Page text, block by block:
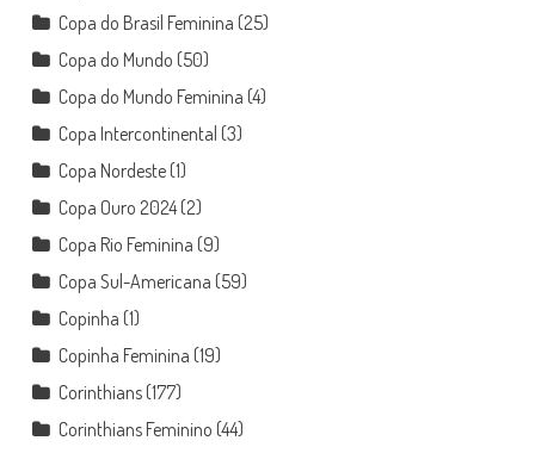
Copa do Brasil Feminina (25)
Copa do Mundo (50)
Copa do Mundo Feminina (4)
Copa Intercontinental (3)
Copa Nordeste(1)
Copa Ouro 2024(2)
Copa Rio Feminina (9)
Copa Sul-Americana (59)
Copinha (1)
Copinha Feminina (19)
Corinthians(177)
Corinthians Feminino (44)